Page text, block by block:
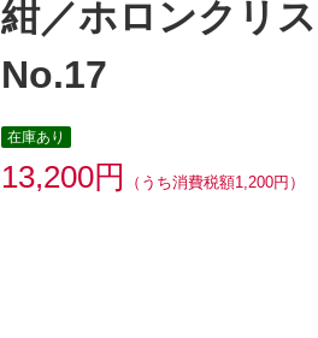
紺／ホロンクリ
No.17
在庫あり
13,200円 （うち消費税額1,200円）